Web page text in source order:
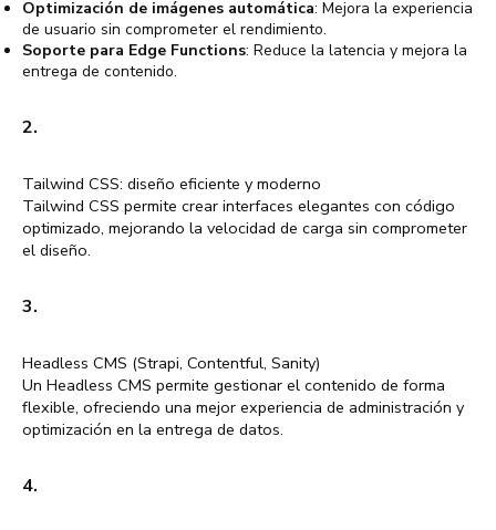
Optimización de imágenes automática: Mejora la experiencia
de usuario sin comprometer el rendimiento.
Soporte para Edge Functions: Reduce la latencia y mejora la
entrega de contenido.
2.
Tailwind CSS: diseño eficiente y moderno
Tailwind CSS permite crear interfaces elegantes con código
optimizado, mejorando la velocidad de carga sin comprometer
el diseño.
3.
Headless CMS (Strapi, Contentful, Sanity)
Un Headless CMS permite gestionar el contenido de forma
flexible, ofreciendo una mejor experiencia de administración y
optimización en la entrega de datos.
4.